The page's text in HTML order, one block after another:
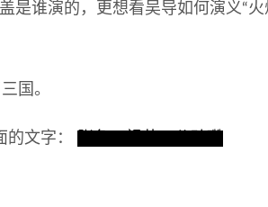
是谁演的，更想看吴导如何演义“火
国。
的文字：